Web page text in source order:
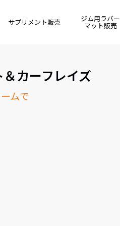
サプリメント販売 ジム用ラバー
マット販売
カーフレイズ
ムで